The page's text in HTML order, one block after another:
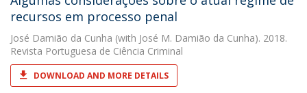
recursos em processo penal
José Damião da Cunha (with José M. Damião da Cunha). 2018.
Revista Portuguesa de Ciência Criminal
DOWNLOAD AND MORE DETAILS